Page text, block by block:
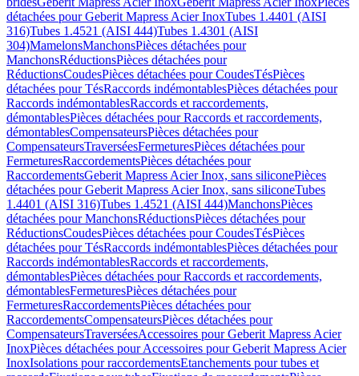
détachées pour Geberit Mapress Acier InoxTubes 1.4401 (AISI
316)Tubes 1.4521 (AISI 444)Tubes 1.4301 (AISI
304)MamelonsManchonsPièces détachées pour
ManchonsRéductionsPièces détachées pour
RéductionsCoudesPièces détachées pour CoudesTésPièces
détachées pour TésRaccords indémontablesPièces détachées pour
Raccords indémontablesRaccords et raccordements,
démontablesPièces détachées pour Raccords et raccordements,
démontablesCompensateursPièces détachées pour
CompensateursTraverséesFermeturesPièces détachées pour
FermeturesRaccordementsPièces détachées pour
RaccordementsGeberit Mapress Acier Inox, sans siliconePièces
détachées pour Geberit Mapress Acier Inox, sans siliconeTubes
1.4401 (AISI 316)Tubes 1.4521 (AISI 444)ManchonsPièces
détachées pour ManchonsRéductionsPièces détachées pour
RéductionsCoudesPièces détachées pour CoudesTésPièces
détachées pour TésRaccords indémontablesPièces détachées pour
Raccords indémontablesRaccords et raccordements,
démontablesPièces détachées pour Raccords et raccordements,
démontablesFermeturesPièces détachées pour
FermeturesRaccordementsPièces détachées pour
RaccordementsCompensateursPièces détachées pour
CompensateursTraverséesAccessoires pour Geberit Mapress Acier
InoxPièces détachées pour Accessoires pour Geberit Mapress Acier
InoxIsolations pour raccordementsEtanchements pour tubes et